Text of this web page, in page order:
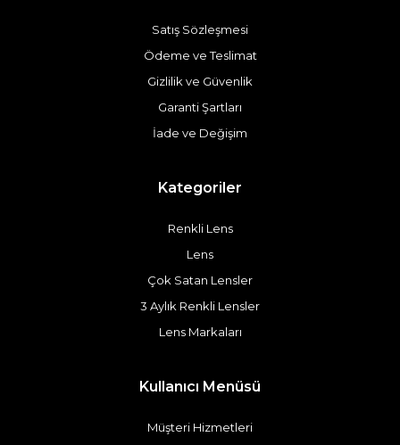
Satış Sözleşmesi
Ödeme ve Teslimat
Gizlilik ve Güvenlik
Garanti Şartları
İade ve Değişim
Kategoriler
Renkli Lens
Lens
Çok Satan Lensler
3 Aylık Renkli Lensler
Lens Markaları
Kullanıcı Menüsü
Müşteri Hizmetleri